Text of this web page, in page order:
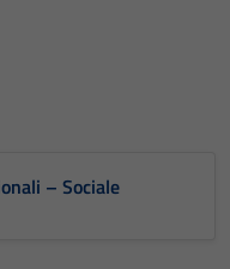
– Sociale